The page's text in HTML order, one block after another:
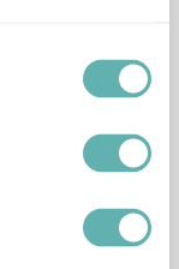
Bavarois Mix
(Molen de Hoop)